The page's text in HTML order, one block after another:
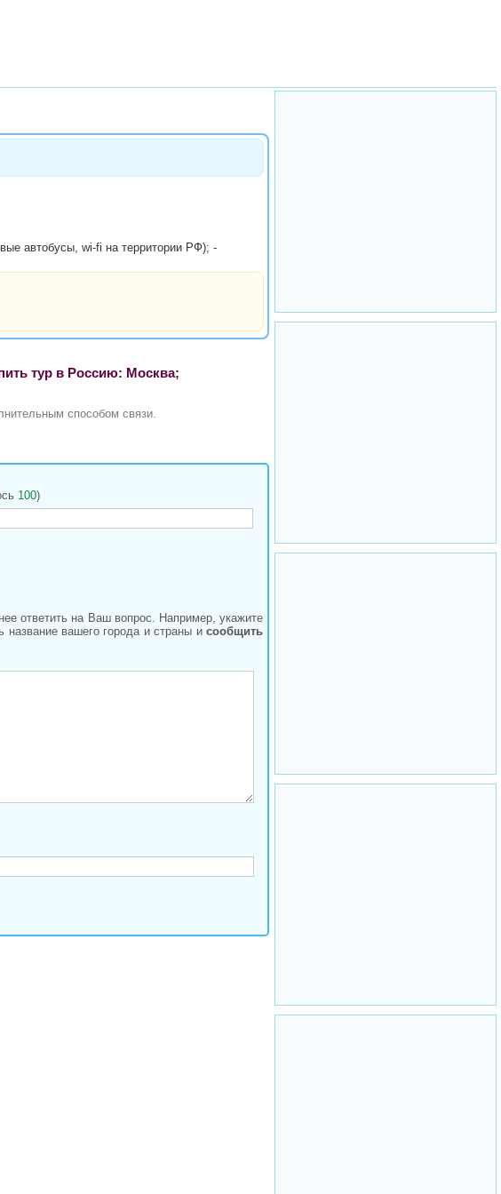
автобусы, wi-fi на территории РФ); -
тур в Россию: Москва;
способом связи.
100)
ответить на Ваш вопрос. Например, укажите
название вашего города и страны исообщить